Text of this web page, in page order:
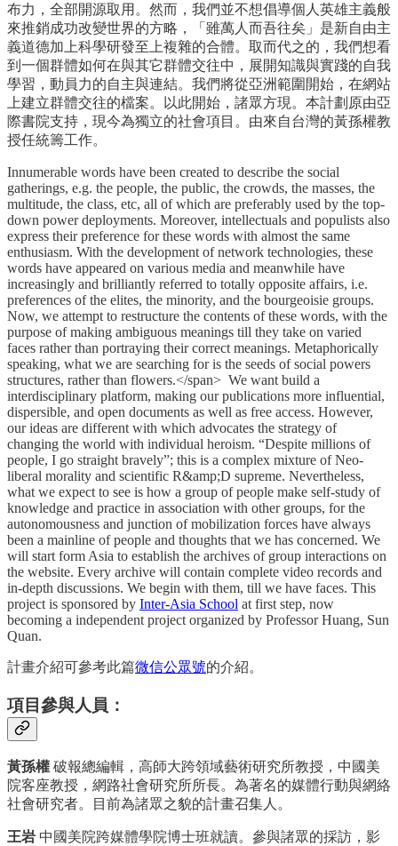
布力，全部開源取用。然而，我們並不想倡導個人英雄主義般
來推銷成功改變世界的方略，「雖萬人而吾往矣」是新自由主
義道德加上科學研發至上複雜的合體。取而代之的，我們想看
到一個群體如何在與其它群體交往中，展開知識與實踐的自我
學習，動員力的自主與連結。我們將從亞洲範圍開始，在網站
上建立群體交往的檔案。以此開始，諸眾方現。本計劃原由亞
際書院支持，現今為獨立的社會項目。由來自台灣的黃孫權教
授任統籌工作。
Innumerable words have been created to describe the social
gatherings, e.g. the people, the public, the crowds, the masses, the
multitude, the class, etc, all of which are preferably used by the top-
down power deployments. Moreover, intellectuals and populists also
express their preference for these words with almost the same
enthusiasm. With the development of network technologies, these
words have appeared on various media and meanwhile have
increasingly and brilliantly referred to totally opposite affairs, i.e.
preferences of the elites, the minority, and the bourgeoisie groups.
Now, we attempt to restructure the contents of these words, with the
purpose of making ambiguous meanings till they take on varied
faces rather than portraying their correct meanings. Metaphorically
speaking, what we are searching for is the seeds of social powers
structures, rather than flowers.</span> We want build a
interdisciplinary platform, making our publications more influential,
dispersible, and open documents as well as free access. However,
our ideas are different with which advocates the strategy of
changing the world with individual heroism. “Despite millions of
people, I go straight bravely”; this is a complex mixture of Neo-
liberal morality and scientific R&amp;D supreme. Nevertheless,
what we expect to see is how a group of people make self-study of
knowledge and practice in association with other groups, for the
autonomousness and junction of mobilization forces have always
been a mainline of people and thoughts that we has concerned. We
will start form Asia to establish the archives of group interactions on
the website. Every archive will contain complete video records and
in-depth discussions. We begin with them, till we have faces. This
project is sponsored by Inter-Asia School at first step, now
becoming a independent project organized by Professor Huang, Sun
Quan.
計畫介紹可參考此篇微信公眾號的介紹。
項目參與人員：
黃孫權 破報總編輯，高師大跨領域藝術研究所教授，中國美
院客座教授，網路社會研究所所長。為著名的媒體行動與網絡
社會研究者。目前為諸眾之貌的計畫召集人。
王岩 中國美院跨媒體學院博士班就讀。參與諸眾的採訪，影